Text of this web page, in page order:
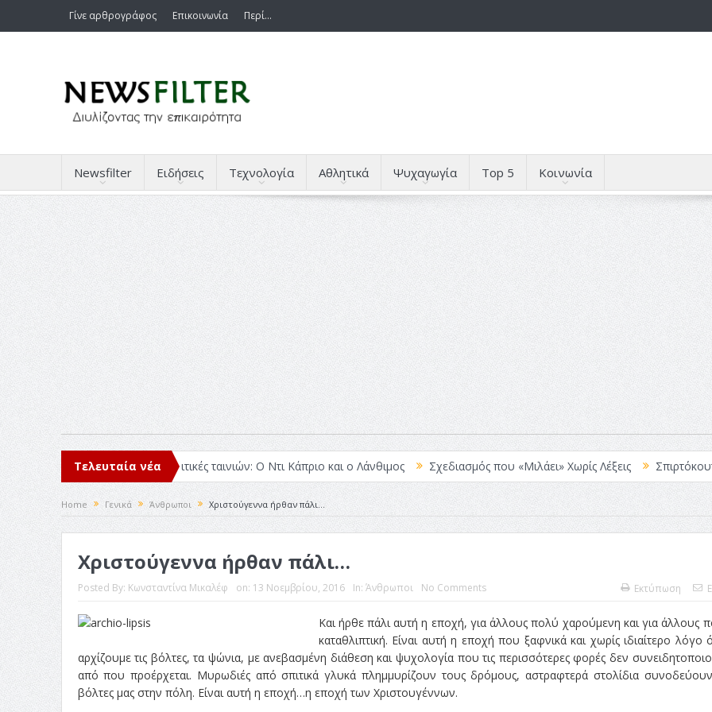
Γίνε αρθρογράφος Επικοινωνία Περί…
Newsfilter Ειδήσεις Τεχνολογία Αθλητικά Ψυχαγωγία Top 5 Κοινωνία
Τελευταία νέα
μέσα στο 2025 Κριτικές ταινιών: Ο Ντι Κάπριο και ο Λάνθιμος Σχεδιασμός που «Μιλάει» Χωρίς Λέξεις Σπιρτόκουτο: η
Home Γενικά Άνθρωποι Χριστούγεννα ήρθαν πάλι…
Χριστούγεννα ήρθαν πάλι…
Posted By: Κωνσταντίνα Μικαλέφ on: 13 Νοεμβρίου, 2016 In: Άνθρωποι No Comments Εκτύπωση
Και ήρθε πάλι αυτή η εποχή, για άλλους πολύ χαρούμενη και για άλλους
καταθλιπτική. Είναι αυτή η εποχή που ξαφνικά και χωρίς ιδιαίτερο λόγο
αρχίζουμε τις βόλτες, τα ψώνια, με ανεβασμένη διάθεση και ψυχολογία που τις περισσότερες φορές δεν
από που προέρχεται. Μυρωδιές από σπιτικά γλυκά πλημμυρίζουν τους δρόμους, αστραφτερά στολίδια συνοδεύουν
βόλτες μας στην πόλη. Είναι αυτή η εποχή…η εποχή των Χριστουγέννων.